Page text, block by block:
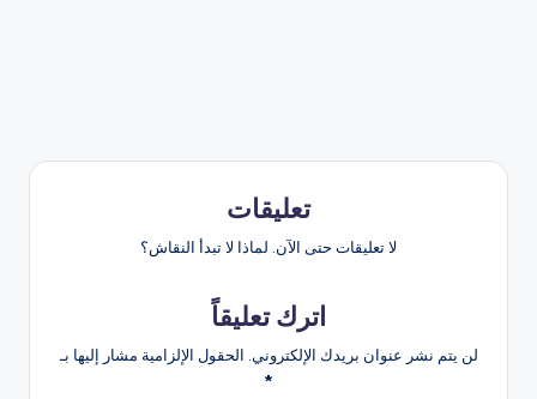
تعليقات
لا تعليقات حتى الآن. لماذا لا تبدأ النقاش؟
اترك تعليقاً
لن يتم نشر عنوان بريدك الإلكتروني. الحقول الإلزامية مشار إليها بـ
*